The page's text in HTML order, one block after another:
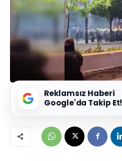
Reklamsız Haberi
Google'da Takip Et!